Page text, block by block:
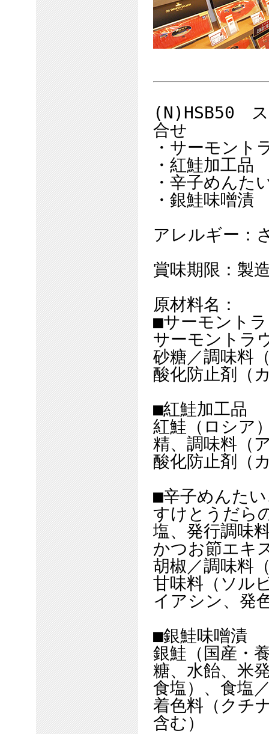
(N)HSB50 ス
合せ
・サーモン
・紅鮭加工
・辛子めん
・銀鮭味噌
アレルギー：
賞味期限：製
原材料名：
■サーモント
サーモントラ
砂糖／調味料
酸化防止剤（
■紅鮭加工品
紅鮭（ロシア
精、調味料（
酸化防止剤（
■辛子めんた
すけとうだら
塩、発行調味
かつお節エキ
胡椒／調味料
甘味料（ソル
イアシン、発
■銀鮭味噌漬
銀鮭（国産・
糖、水飴、米
食塩）、食塩
着色料（クチ
含む）